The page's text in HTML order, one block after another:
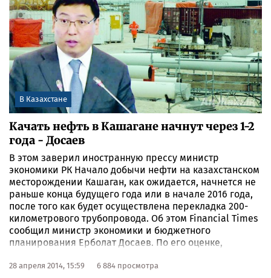
В Казахстане
Качать нефть в Кашагане начнут через 1-2
года - Досаев
В этом заверил иностранную прессу министр
экономики РК Начало добычи нефти на казахстанском
месторождении Кашаган, как ожидается, начнется не
раньше конца будущего года или в начале 2016 года,
после того как будет осуществлена перекладка 200-
километрового трубопровода. Об этом Financial Times
сообщил министр экономики и бюджетного
планирования Ерболат Досаев. По его оценке,
потерю 0,5% ВВП в этом году.
28 апреля 2014, 15:59 6 884 просмотра